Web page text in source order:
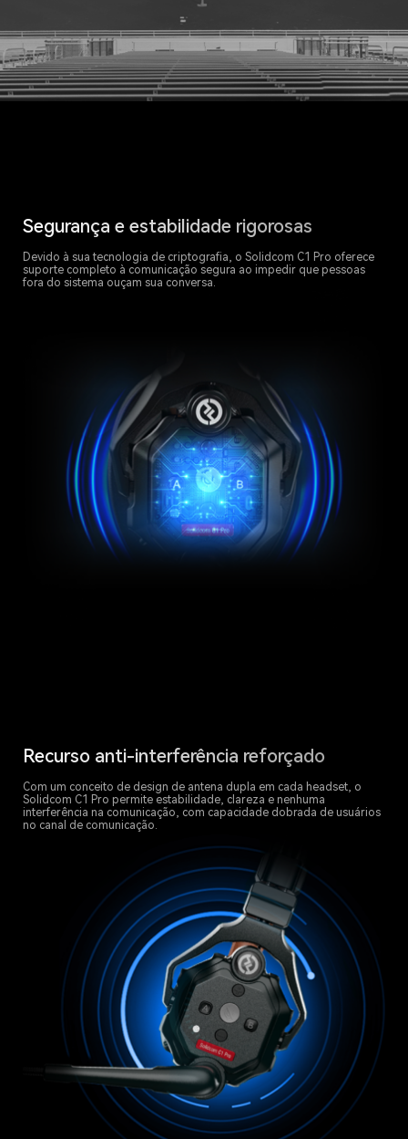
Segurança e estabilidade rigorosas
Devido à sua tecnologia de criptografia, o Solidcom C1 Pro oferece
suporte completo à comunicação segura ao impedir que pessoas
fora do sistema ouçam sua conversa.
Recurso anti-interferência reforçado
Com um conceito de design de antena dupla em cada headset, o
Solidcom C1 Pro permite estabilidade, clareza e nenhuma
interferência na comunicação, com capacidade dobrada de usuários
no canal de comunicação.